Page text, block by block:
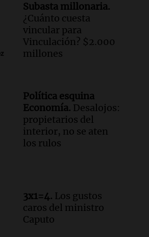
Subasta millonaria.
¿Cuánto cuesta
vincular para
Vinculación? $2.000
millones
Política esquina
Economía. Desalojos:
propietarios del
interior, no se aten
los rulos
3x1=4. Los gustos
caros del ministro
Caputo